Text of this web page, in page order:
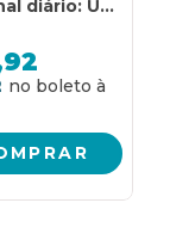
diário: Um
365
espaço